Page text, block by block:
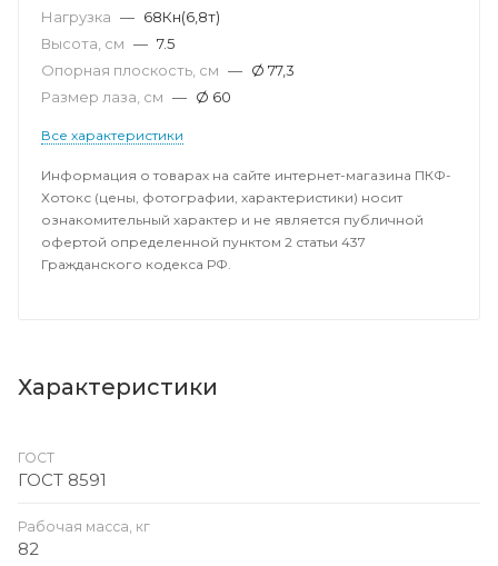
Нагрузка — 68Кн(6,8т)
Высота, см — 7.5
Опорная плоскость, см — Ø 77,3
Размер лаза, cм — Ø 60
Все характеристики
Информация о товарах на сайте интернет-магазина ПКФ-
Хотокс (цены, фотографии, характеристики) носит
ознакомительный характер и не является публичной
офертой определенной пунктом 2 статьи 437
Гражданского кодекса РФ.
Характеристики
ГОСТ
ГОСТ 8591
Рабочая масса, кг
82